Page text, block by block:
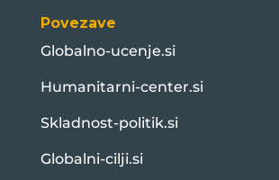
Povezave
Globalno-ucenje.si
Humanitarni-center.si
Skladnost-politik.si
Globalni-cilji.si